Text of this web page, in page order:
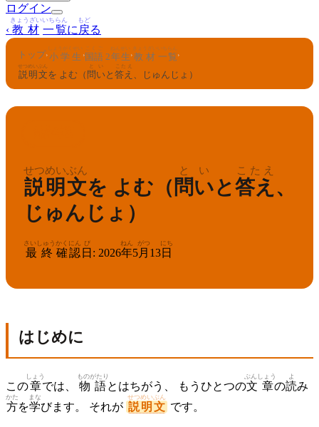
ログイン
‹ 教材
きょうざい
一覧
いちらん
に 戻
もど
る
トップ›小学生
しょうがくせい
›国語
こくご
2年生
ねんせい
› 教材
きょうざい
一覧
いちらん
›
説明
せつめい
文
ぶん
を よむ（ 問い
とい
と 答え
こたえ
、じゅんじょ）
説明
せつめい
文
ぶん
を よむ（ 問い
とい
と答え
こたえ
、
じゅんじょ）
最終
さいしゅう
確認
かくにん
日
び
: 2026年
ねん
5月
がつ
13日
にち
はじめに
この章
しょう
では、 物語
ものがたり
とはちがう、 もうひとつの文章
ぶんしょう
の読
よ
み
方
かた
を学
まな
びます。 それが 説明文
せつめいぶん
です。